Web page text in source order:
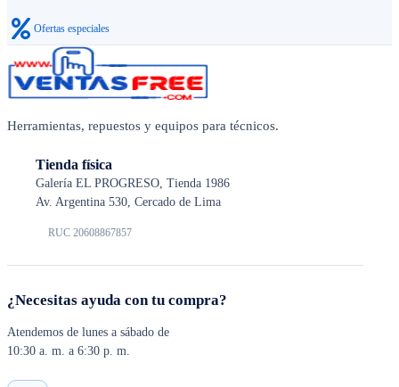
Ofertas especiales
Herramientas, repuestos y equipos para técnicos.
Tienda física
Galería EL PROGRESO, Tienda 1986
Av. Argentina 530, Cercado de Lima
RUC 20608867857
¿Necesitas ayuda con tu compra?
Atendemos de lunes a sábado de
10:30 a. m. a 6:30 p. m.